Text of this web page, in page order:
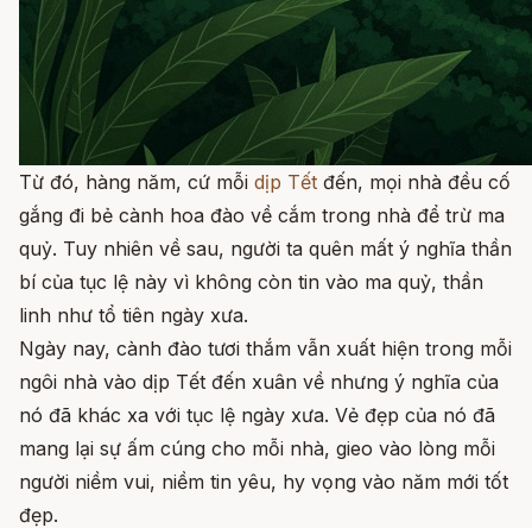
Từ đó, hàng năm, cứ mỗi dịp Tết đến, mọi nhà đều cố
gắng đi bẻ cành hoa đào về cắm trong nhà để trừ ma
quỷ. Tuy nhiên về sau, người ta quên mất ý nghĩa thần
bí của tục lệ này vì không còn tin vào ma quỷ, thần
linh như tổ tiên ngày xưa.
Ngày nay, cành đào tươi thắm vẫn xuất hiện trong mỗi
ngôi nhà vào dịp Tết đến xuân về nhưng ý nghĩa của
nó đã khác xa với tục lệ ngày xưa. Vẻ đẹp của nó đã
mang lại sự ấm cúng cho mỗi nhà, gieo vào lòng mỗi
người niềm vui, niềm tin yêu, hy vọng vào năm mới tốt
đẹp.